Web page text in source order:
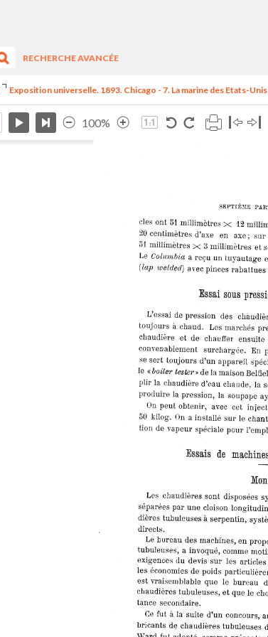
RECHERCHE AVANCÉE
Exposition universelle. 1893. Chicago - 7. La marine des Etats-Unis
100%